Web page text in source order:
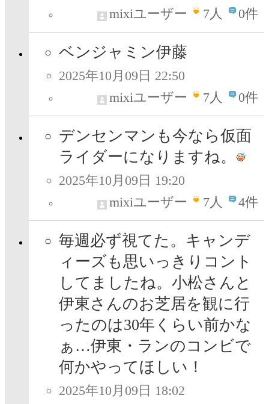
mixiユーザー 7人 0件
ベンジャミン伊藤
2025年10月09日 22:50
mixiユーザー
7人 0件
デンセンマンも今なら仮面
ライダーになりますね。
2025年10月09日 19:20
mixiユーザー
7人 4件
毎週必ず視てた。キャンデ
ィーズも思いっきりコント
してましたね。小松さんと
伊東さんのお芝居を観に行
ったのは30年くらい前かな
ぁ…伊東・ランのコンビで
何かやってほしい！
2025年10月09日 18:02